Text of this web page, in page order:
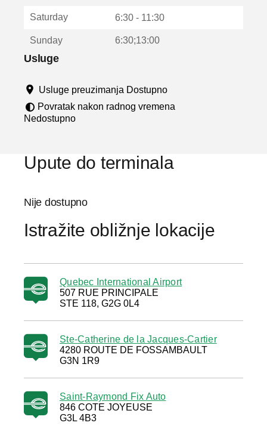
u
Saturday 6:30 - 11:30
Sunday 6:30;13:00
Usluge
Usluge preuzimanja Dostupno
Povratak nakon radnog vremena
Nedostupno
Upute do terminala
Nije dostupno
Istražite obližnje lokacije
Quebec International Airport
507 RUE PRINCIPALE
STE 118, G2G 0L4
Ste-Catherine de la Jacques-Cartier
4280 ROUTE DE FOSSAMBAULT
G3N 1R9
Saint-Raymond Fix Auto
846 COTE JOYEUSE
G3L 4B3